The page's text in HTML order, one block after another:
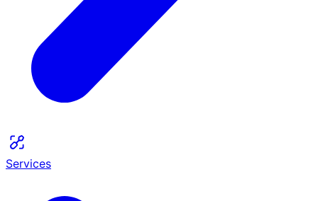
Services